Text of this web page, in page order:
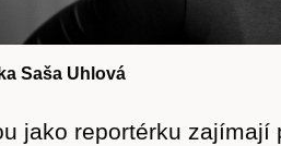
Saša Uhlová
jako reportérku zajímají